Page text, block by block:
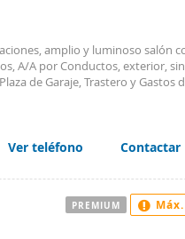
con todas las
y tiendas hasta
tu vida diaria sea mucho más
te invitamos
por ti mismo la
para realizar visita para
a descubrir todas las
Nuestra dedicación es
este piso puede serlo.
tu nuevo hogar en Valencia!
amplio y luminoso salón
A/A por Conductos, exterior, sin
de Garaje, Trastero y Gastos
Ver teléfono Contactar
PREMIUM